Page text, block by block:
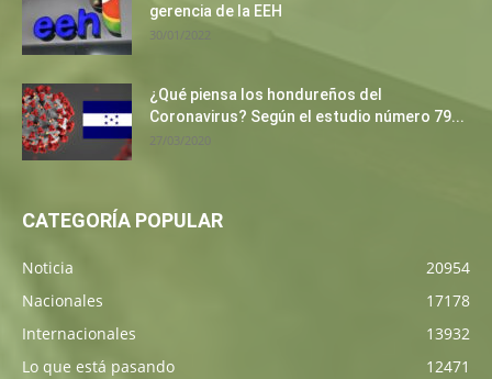
gerencia de la EEH
30/01/2022
¿Qué piensa los hondureños del
Coronavirus? Según el estudio número 79...
27/03/2020
CATEGORÍA POPULAR
Noticia
20954
Nacionales
17178
Internacionales
13932
Lo que está pasando
12471